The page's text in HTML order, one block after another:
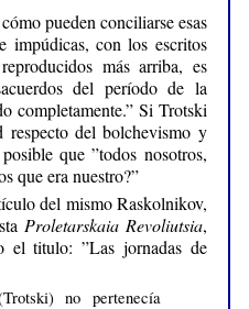
pueden conciliarse esas
impúdicas, con los escritos
más arriba, es
del período de la
completamente.” Si Trotski
respecto del bolchevismo y
que ”todos nosotros,
que era nuestro?”
del mismo Raskolnikov,
Proletarskaia Revoliutsia,
el titulo: ”Las jornadas de
no pertenecía